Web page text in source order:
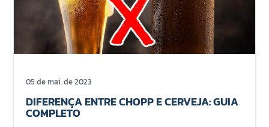
05 de mai. de 2023
DIFERENÇA ENTRE CHOPP E CERVEJA: GUIA
COMPLETO